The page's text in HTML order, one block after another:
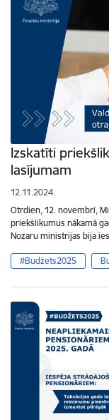
Izskatīti
lasījumam
12.11.2024.
Otrdien, 12. novembrī,
priekšlikumus nākamā
Nozaru ministrijas bija
#Budžets2025